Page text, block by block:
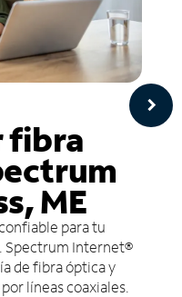
fibra
ME
para tu
Spectrum Internet®
de fibra óptica y
líneas coaxiales.